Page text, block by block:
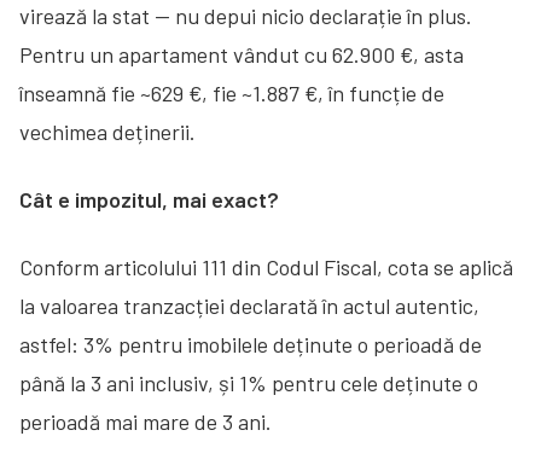
virează la stat — nu depui nicio declarație în plus.
Pentru un apartament vândut cu 62.900 €, asta
înseamnă fie ~629 €, fie ~1.887 €, în funcție de
vechimea deținerii.
Cât e impozitul, mai exact?
Conform articolului 111 din Codul Fiscal, cota se aplică
la valoarea tranzacției declarată în actul autentic,
astfel: 3% pentru imobilele deținute o perioadă de
până la 3 ani inclusiv, și 1% pentru cele deținute o
perioadă mai mare de 3 ani.